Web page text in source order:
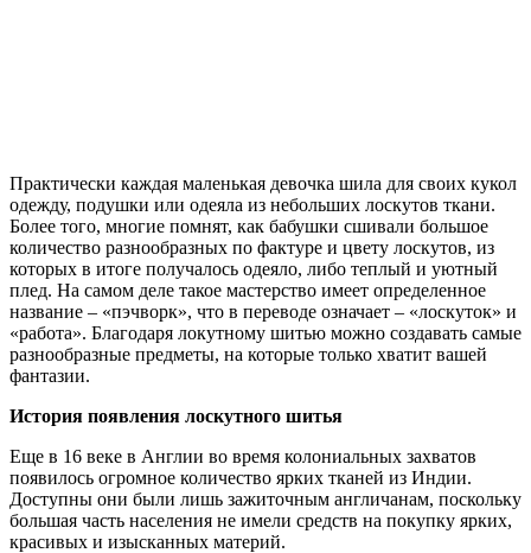
Практически каждая маленькая девочка шила для своих кукол
одежду, подушки или одеяла из небольших лоскутов ткани.
Более того, многие помнят, как бабушки сшивали большое
количество разнообразных по фактуре и цвету лоскутов, из
которых в итоге получалось одеяло, либо теплый и уютный
плед. На самом деле такое мастерство имеет определенное
название – «пэчворк», что в переводе означает – «лоскуток» и
«работа». Благодаря локутному шитью можно создавать самые
разнообразные предметы, на которые только хватит вашей
фантазии.
История появления лоскутного шитья
Еще в 16 веке в Англии во время колониальных захватов
появилось огромное количество ярких тканей из Индии.
Доступны они были лишь зажиточным англичанам, поскольку
большая часть населения не имели средств на покупку ярких,
красивых и изысканных материй.